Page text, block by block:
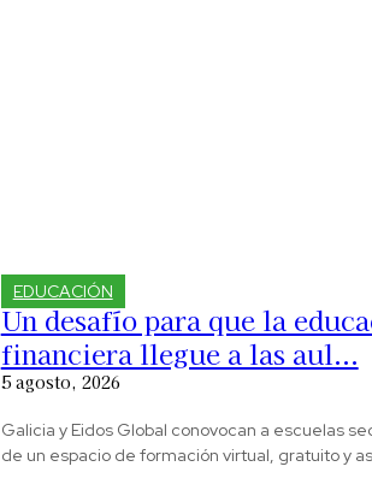
EDUCACIÓN
Un desafío para que la
financiera llegue a las aul...
5 agosto, 2026
Galicia y Eidos Global conovocan a escuelas
de un espacio de formación virtual, gratuito y